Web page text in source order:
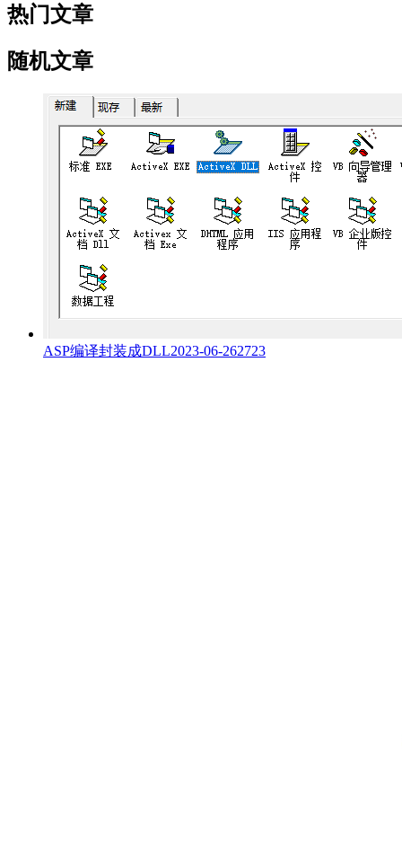
热门文章
随机文章
ASP编译封装成DLL2023-06-262723